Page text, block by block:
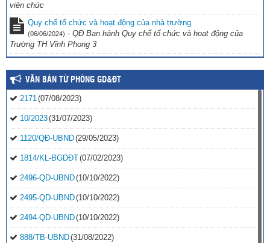
viên chức
Quy chế tổ chức và hoạt động của nhà trường
(06/06/2024) - QĐ Ban hành Quy chế tổ chức và hoạt động của
Trường TH Vĩnh Phong 3
VĂN BẢN TỪ PHÒNG GD&ĐT
2171(07/08/2023)
10/2023(31/07/2023)
1120/QĐ-UBND(29/05/2023)
1814/KL-BGDĐT(07/02/2023)
2496-QD-UBND(10/10/2022)
2495-QD-UBND(10/10/2022)
2494-QD-UBND(10/10/2022)
888/TB-UBND(31/08/2022)